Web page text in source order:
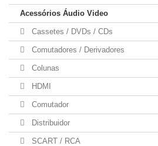
Acessórios Áudio Video
Cassetes / DVDs / CDs
Comutadores / Derivadores
Colunas
HDMI
Comutador
Distribuidor
SCART / RCA